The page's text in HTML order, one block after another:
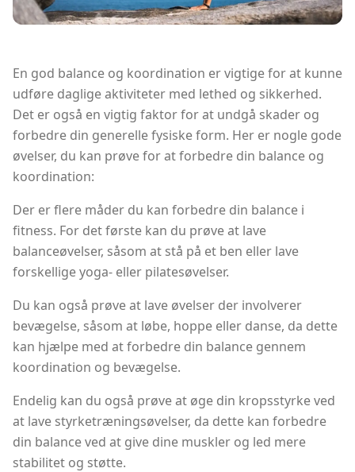
En god balance og koordination er vigtige for at kunne
udføre daglige aktiviteter med lethed og sikkerhed.
Det er også en vigtig faktor for at undgå skader og
forbedre din generelle fysiske form. Her er nogle gode
øvelser, du kan prøve for at forbedre din balance og
koordination:
Der er flere måder du kan forbedre din balance i
fitness. For det første kan du prøve at lave
balanceøvelser, såsom at stå på et ben eller lave
forskellige yoga- eller pilatesøvelser.
Du kan også prøve at lave øvelser der involverer
bevægelse, såsom at løbe, hoppe eller danse, da dette
kan hjælpe med at forbedre din balance gennem
koordination og bevægelse.
Endelig kan du også prøve at øge din kropsstyrke ved
at lave styrketræningsøvelser, da dette kan forbedre
din balance ved at give dine muskler og led mere
stabilitet og støtte.